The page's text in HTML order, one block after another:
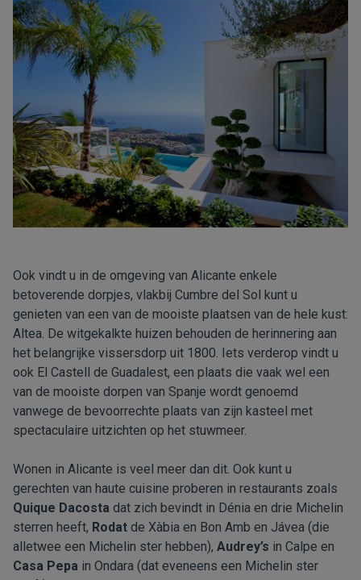
Ook vindt u in de omgeving van Alicante enkele
betoverende dorpjes, vlakbij Cumbre del Sol kunt u
genieten van een van de mooiste plaatsen van de hele kust:
Altea. De witgekalkte huizen behouden de herinnering aan
het belangrijke vissersdorp uit 1800. Iets verderop vindt u
ook El Castell de Guadalest, een plaats die vaak wel een
van de mooiste dorpen van Spanje wordt genoemd
vanwege de bevoorrechte plaats van zijn kasteel met
spectaculaire uitzichten op het stuwmeer.
Wonen in Alicante is veel meer dan dit. Ook kunt u
gerechten van haute cuisine proberen in restaurants zoals
Quique Dacosta dat zich bevindt in Dénia en drie Michelin
sterren heeft, Rodat de Xàbia en Bon Amb en Jávea (die
alletwee een Michelin ster hebben), Audrey’s in Calpe en
Casa Pepa in Ondara (dat eveneens een Michelin ster